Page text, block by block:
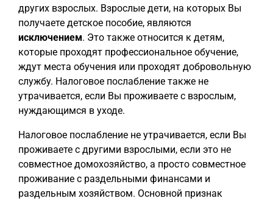
других взрослых. Взрослые дети, на которых Вы
получаете детское пособие, являются
исключением. Это также относится к детям,
которые проходят профессиональное обучение,
ждут места обучения или проходят добровольную
службу. Налоговое послабление также не
утрачивается, если Вы проживаете с взрослым,
нуждающимся в уходе.
Налоговое послабление не утрачивается, если Вы
проживаете с другими взрослыми, если это не
совместное домохозяйство, а просто совместное
проживание с раздельными финансами и
раздельным хозяйством. Основной признак